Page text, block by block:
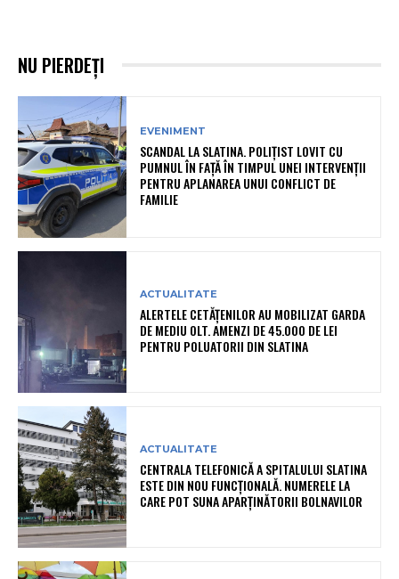
NU PIERDEȚI
EVENIMENT
SCANDAL LA SLATINA. POLIȚIST LOVIT CU
PUMNUL ÎN FAȚĂ ÎN TIMPUL UNEI INTERVENȚII
PENTRU APLANAREA UNUI CONFLICT DE
FAMILIE
ACTUALITATE
ALERTELE CETĂȚENILOR AU MOBILIZAT GARDA
DE MEDIU OLT. AMENZI DE 45.000 DE LEI
PENTRU POLUATORII DIN SLATINA
ACTUALITATE
CENTRALA TELEFONICĂ A SPITALULUI SLATINA
ESTE DIN NOU FUNCȚIONALĂ. NUMERELE LA
CARE POT SUNA APARȚINĂTORII BOLNAVILOR